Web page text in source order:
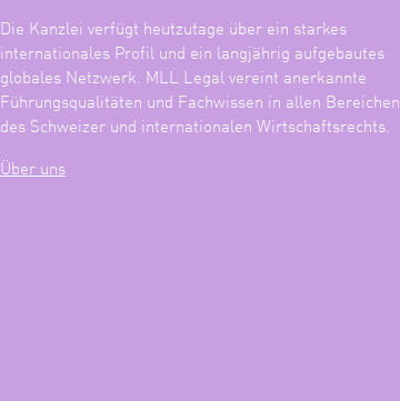
Die Kanzlei verfügt heutzutage über ein starkes
internationales Profil und ein langjährig aufgebautes
globales Netzwerk. MLL Legal vereint anerkannte
Führungsqualitäten und Fachwissen in allen Bereichen
des Schweizer und internationalen Wirtschaftsrechts.
Über uns